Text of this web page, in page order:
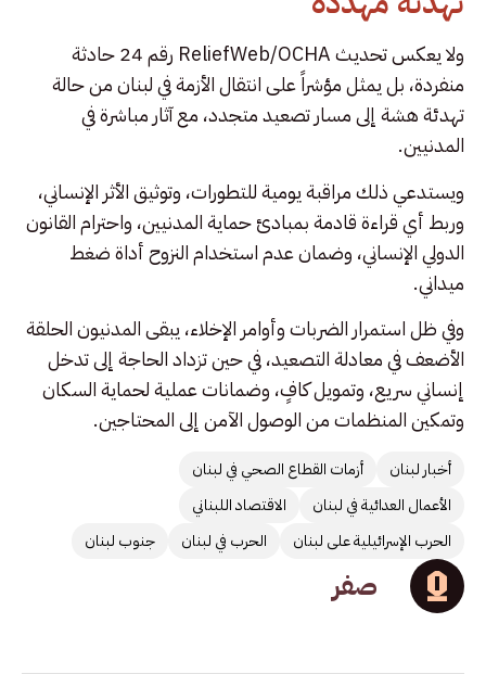
ولا يعكس تحديث ReliefWeb/OCHA رقم 24 حادثة
منفردة، بل يمثل مؤشراً على انتقال الأزمة في لبنان من حالة
تهدئة هشة إلى مسار تصعيد متجدد، مع آثار مباشرة في
المدنيين.
ويستدعي ذلك مراقبة يومية للتطورات، وتوثيق الأثر الإنساني،
وربط أي قراءة قادمة بمبادئ حماية المدنيين، واحترام القانون
الدولي الإنساني، وضمان عدم استخدام النزوح أداة ضغط
ميداني.
وفي ظل استمرار الضربات وأوامر الإخلاء، يبقى المدنيون الحلقة
الأضعف في معادلة التصعيد، في حين تزداد الحاجة إلى تدخل
إنساني سريع، وتمويل كافٍ، وضمانات عملية لحماية السكان
وتمكين المنظمات من الوصول الآمن إلى المحتاجين.
أخبار لبنان
أزمات القطاع الصحي في لبنان
الأعمال العدائية في لبنان
الاقتصاد اللبناني
الحرب الإسرائيلية على لبنان
الحرب في لبنان جنوب لبنان
صفر